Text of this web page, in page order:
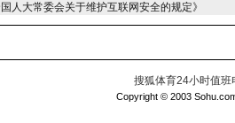
人大常委会关于维护互联网安全的规定》
搜狐体育24小时值
Copyright © 2003